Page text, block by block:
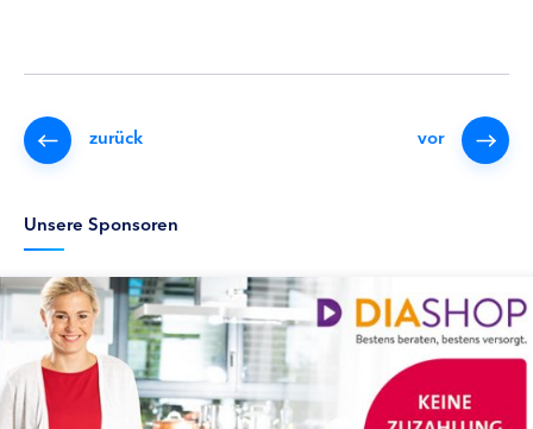
zurück vor
Unsere Sponsoren